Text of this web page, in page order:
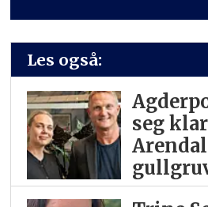
Les også:
seg